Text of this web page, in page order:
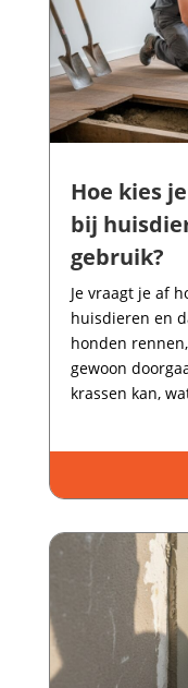
Hoe kies
bij
gebruik?
Je vraagt je af
huisdieren en
honden
gewoon
krassen kan,